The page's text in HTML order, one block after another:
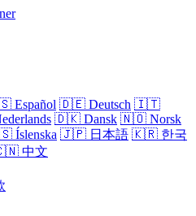
Español 🇩🇪 Deutsch 🇮🇹
🇩🇰 Dansk 🇳🇴 Norsk
Íslenska 🇯🇵 日本語 🇰🇷 한국
中文